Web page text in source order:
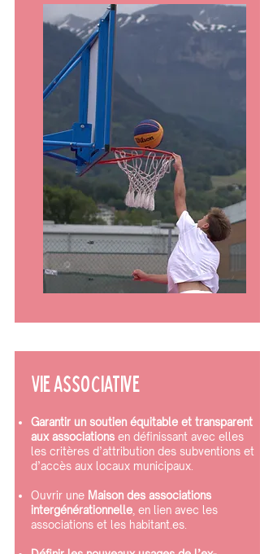
Vie associative
Garantir un soutien équitable et transparent
aux associationsen définissant avec elles
les critères d’attribution des subventions et
d’accès aux locaux municipaux.
Ouvrir une Maison des associations
intergénérationnelle, en lien avec les
associations et les habitant.es.